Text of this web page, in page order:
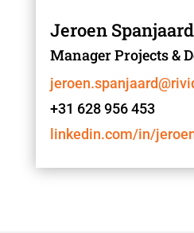
Jeroen Spanjaard
Manager Projects &
+31 628 956 453
linkedin.com/in/